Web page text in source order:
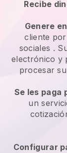
Recibe
Genere
cliente
sociales .
electrónico y
procesar
Se les paga
un
Configurar